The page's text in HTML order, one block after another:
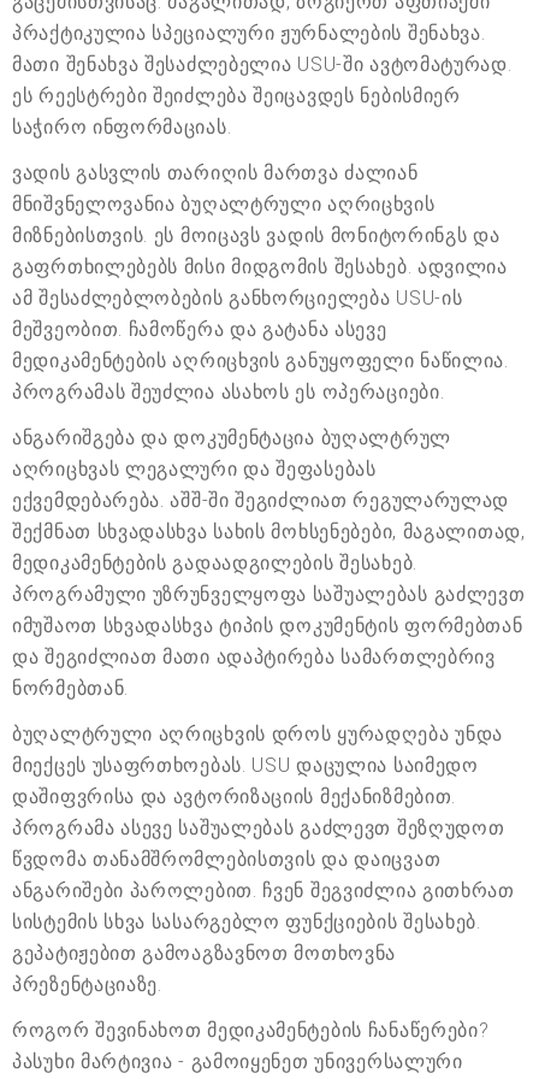
პრაქტიკულია სპეციალური ჟურნალების შენახვა.
მათი შენახვა შესაძლებელია USU-ში ავტომატურად.
ეს რეესტრები შეიძლება შეიცავდეს ნებისმიერ
საჭირო ინფორმაციას.
ვადის გასვლის თარიღის მართვა ძალიან
მნიშვნელოვანია ბუღალტრული აღრიცხვის
მიზნებისთვის. ეს მოიცავს ვადის მონიტორინგს და
გაფრთხილებებს მისი მიდგომის შესახებ. ადვილია
ამ შესაძლებლობების განხორციელება USU-ის
მეშვეობით. ჩამოწერა და გატანა ასევე
მედიკამენტების აღრიცხვის განუყოფელი ნაწილია.
პროგრამას შეუძლია ასახოს ეს ოპერაციები.
ანგარიშგება და დოკუმენტაცია ბუღალტრულ
აღრიცხვას ლეგალური და შეფასებას
ექვემდებარება. აშშ-ში შეგიძლიათ რეგულარულად
შექმნათ სხვადასხვა სახის მოხსენებები, მაგალითად,
მედიკამენტების გადაადგილების შესახებ.
პროგრამული უზრუნველყოფა საშუალებას გაძლევთ
იმუშაოთ სხვადასხვა ტიპის დოკუმენტის ფორმებთან
და შეგიძლიათ მათი ადაპტირება სამართლებრივ
ნორმებთან.
ბუღალტრული აღრიცხვის დროს ყურადღება უნდა
მიექცეს უსაფრთხოებას. USU დაცულია საიმედო
დაშიფვრისა და ავტორიზაციის მექანიზმებით.
პროგრამა ასევე საშუალებას გაძლევთ შეზღუდოთ
წვდომა თანამშრომლებისთვის და დაიცვათ
ანგარიშები პაროლებით. ჩვენ შეგვიძლია გითხრათ
სისტემის სხვა სასარგებლო ფუნქციების შესახებ.
გეპატიჟებით გამოაგზავნოთ მოთხოვნა
პრეზენტაციაზე.
როგორ შევინახოთ მედიკამენტების ჩანაწერები?
პასუხი მარტივია - გამოიყენეთ უნივერსალური